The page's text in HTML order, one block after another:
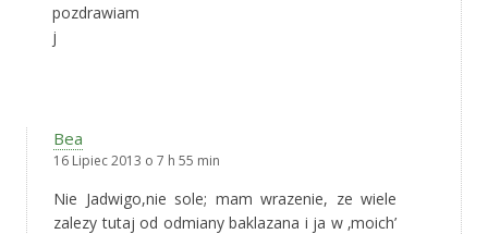
pozdrawiam
j
Bea
16 Lipiec 2013 o 7 h 55 min
Nie Jadwigo,nie sole; mam wrazenie, ze wiele
zalezy tutaj od odmiany baklazana i ja w ‚moich’